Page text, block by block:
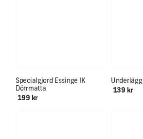
Specialgjord Essinge IK
Dörrmatta
199 kr
Underlägg
139 kr